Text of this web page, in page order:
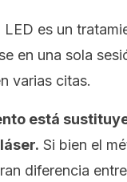
LED es un
en una sola
varias citas.
está
Si bien el
diferencia